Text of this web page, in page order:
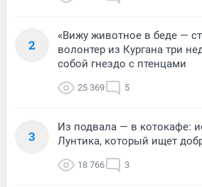
2
«Вижу животное в беде —
волонтер из Кургана три
собой гнездо с птенцами
25 369 5
3
Из подвала — в котокафе:
Лунтика, который ищет
18 766 3